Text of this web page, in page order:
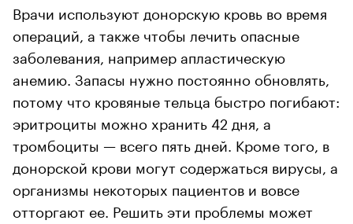
Врачи используют донорскую кровь во время
операций, а также чтобы лечить опасные
заболевания, например апластическую
анемию. Запасы нужно постоянно обновлять,
потому что кровяные тельца быстро погибают:
эритроциты можно хранить 42 дня, а
тромбоциты — всего пять дней. Кроме того, в
донорской крови могут содержаться вирусы, а
организмы некоторых пациентов и вовсе
отторгают ее. Решить эти проблемы может